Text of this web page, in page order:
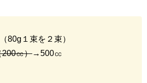
80g１束を２束）
200㏄）→500㏄